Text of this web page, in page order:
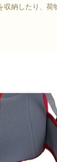
納したり、荷